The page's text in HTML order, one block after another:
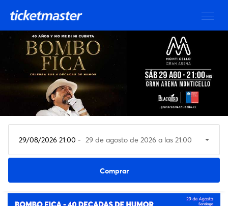
29/08/2026 21:00 - 29 de agosto de 2026 a las 21:00
Ver entradas